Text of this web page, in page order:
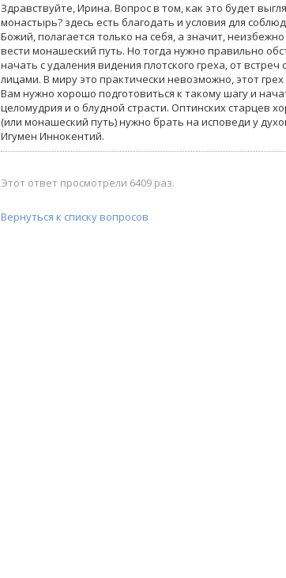
Здравствуйте, Ирина. Вопрос в том, как это будет
монастырь? здесь есть благодать и условия для
Божий, полагается только на себя, а значит,
вести монашеский путь. Но тогда нужно правильно
начать с удаления видения плотского греха, от
лицами. В миру это практически невозможно, этот
Вам нужно хорошо подготовиться к такому шагу и
целомудрия и о блудной страсти. Оптинских старцев
(или монашеский путь) нужно брать на исповеди у
Игумен Иннокентий.
Этот ответ просмотрели 6409 раз.
Вернуться к списку вопросов